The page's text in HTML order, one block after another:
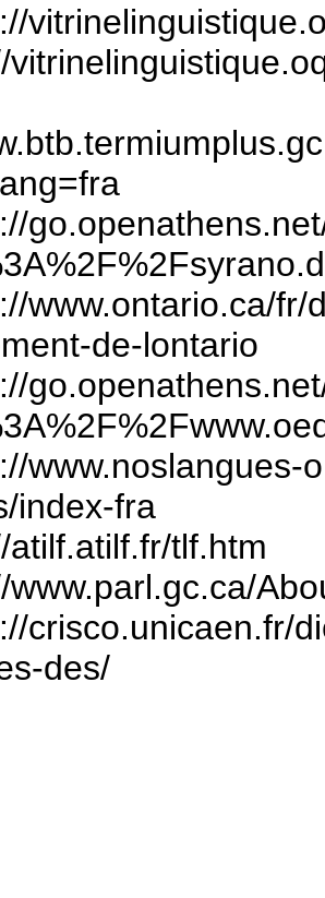
www.ontario.ca/
de-lontario
www.noslangues-
index-fra
atilf.atilf.fr/tlf.htm
www.parl.gc.ca/
crisco.unicaen.fr/
des/